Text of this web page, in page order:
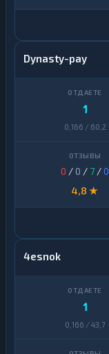
Dynasty-pay
1
0,166 / 60,2
0 / 0 / 7 /0
4,8 ★
4esnok
1
0,166 / 43,7